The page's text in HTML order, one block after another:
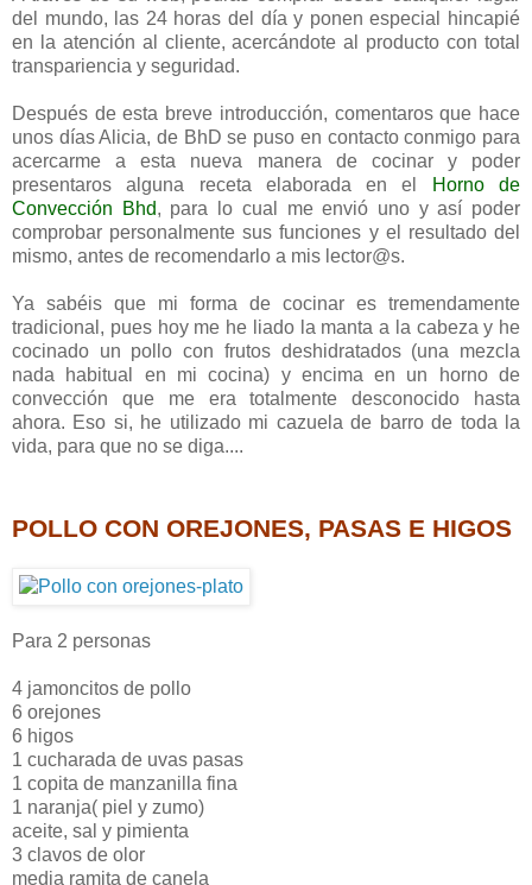
del mundo, las 24 horas del día y ponen especial hincapié
en la atención al cliente, acercándote al producto con total
transpariencia y seguridad.
Después de esta breve introducción, comentaros que hace
unos días Alicia, de BhD se puso en contacto conmigo para
acercarme a esta nueva manera de cocinar y poder
presentaros alguna receta elaborada en el
Horno de
Convección Bhd, para lo cual me envió uno y así poder
comprobar personalmente sus funciones y el resultado del
mismo, antes de recomendarlo a mis lector@s.
Ya sabéis que mi forma de cocinar es tremendamente
tradicional, pues hoy me he liado la manta a la cabeza y he
cocinado un pollo con frutos deshidratados (una mezcla
nada habitual en mi cocina) y encima en un horno de
convección que me era totalmente desconocido hasta
ahora. Eso si, he utilizado mi cazuela de barro de toda la
vida, para que no se diga....
POLLO CON OREJONES, PASAS E HIGOS
Para 2 personas
4 jamoncitos de pollo
6 orejones
6 higos
1 cucharada de uvas pasas
1 copita de manzanilla fina
1 naranja( piel y zumo)
aceite, sal y pimienta
3 clavos de olor
media ramita de canela